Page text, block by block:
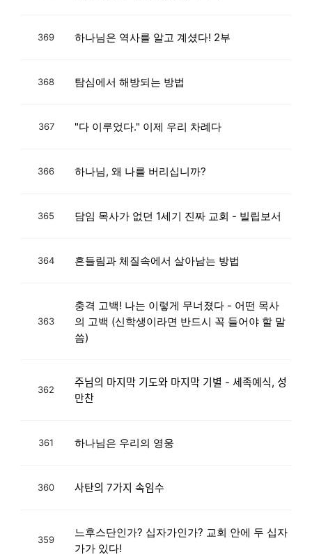
369 하나님은 역사를 알고 계셨다! 2부
368 탐심에서 해방되는 방법
367 "다 이루었다." 이제 우리 차례다
366 하나님, 왜 나를 버리십니까?
365 담임 목사가 없던 1세기 진짜 교회 - 빌립보서
364 흔들림과 체질속에서 살아남는 방법
363
충격 고백! 나는 이렇게 무너졌다 - 어떤 목사
의 고백 (신학생이라면 반드시 꼭 들어야 할 말
씀)
362
주님의 마지막 기도와 마지막 기별 - 세족예식, 성
만찬
361 하나님은 우리의 영웅
360 사탄의 7가지 속임수
359
느후스단인가? 십자가인가? 교회 안에 두 십자
가가 있다!